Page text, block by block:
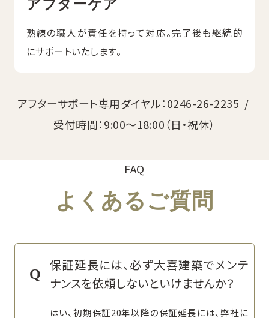
アフターケア
熟練の職人が責任を持って対応。完了後も継続的
にサポートいたします。
アフターサポート専用ダイヤル：0246-26-2235 /
受付時間：9:00〜18:00（日・祝休）
FAQ
よくあるご質問
保証延長には、必ず大喜建築でメンテ
ナンスを依頼しないといけませんか？
はい、初期保証20年以降の保証延長には、弊社に